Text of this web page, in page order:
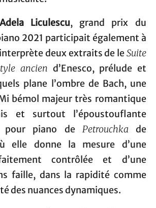
Adela Liculescu, grand prix du
2021 participait également à
interprète deux extraits de leSuite
ancien d’Enesco, prélude et
plane l’ombre de Bach, une
bémol majeur très romantique
et surtout l’époustouflante
pour piano de Petrouchka de
elle donne la mesure d’une
contrôlée et d’une
faille, dans la rapidité comme
des nuances dynamiques.